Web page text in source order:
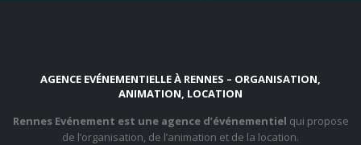
AGENCE EVÉNEMENTIELLE À RENNES – ORGANISATION,
ANIMATION, LOCATION
Rennes Evénement est une agence d’événementiel qui propose
de l’organisation, de l’animation et de la location.